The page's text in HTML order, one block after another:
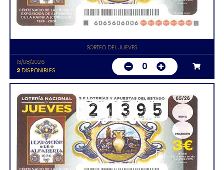
SORTEO DEL JUEVES
13/08/2026
2DISPONIBLES 0